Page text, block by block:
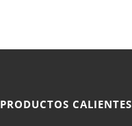
PRODUCTOS CALIENTES